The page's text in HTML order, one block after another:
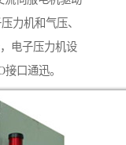
力机和气压、
电子压力机设
口通迅。